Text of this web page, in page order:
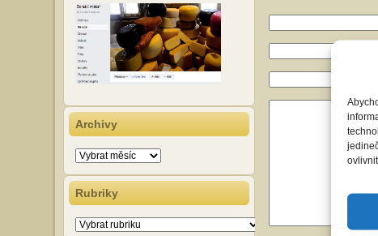
Archivy
Archivy
Rubriky
Rubriky